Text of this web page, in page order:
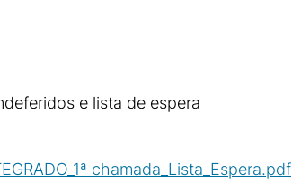
e lista de espera
chamada_Lista_Espera.pdf